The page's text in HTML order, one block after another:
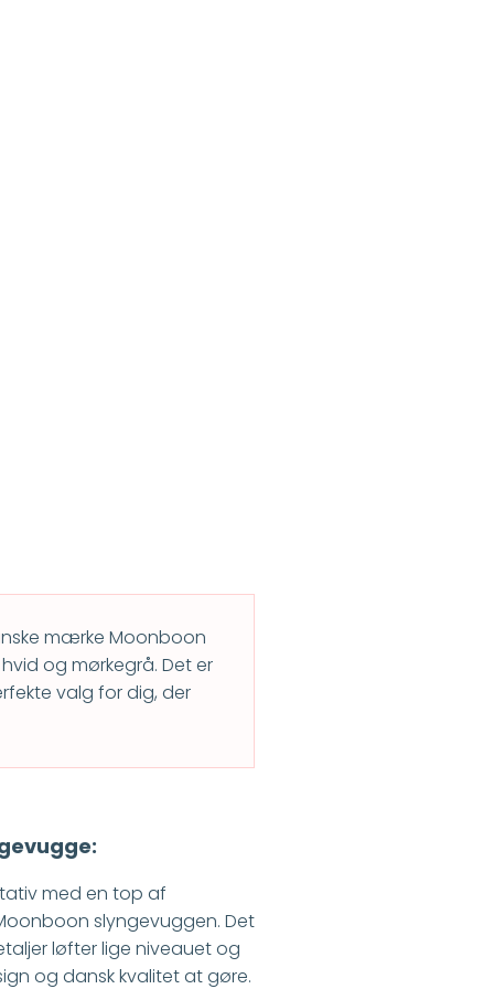
mærke Moonboon
og mørkegrå. Det er
valg for dig, der
med en top af
slyngevuggen. Det
løfter lige niveauet og
og dansk kvalitet at gøre.